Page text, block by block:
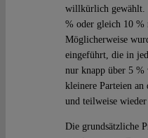
willkürlich gewählt.
% oder gleich 10 %
Möglicherweise
eingeführt, die in
nur knapp über 5 %
kleinere Parteien an
und teilweise
Die grundsätzliche